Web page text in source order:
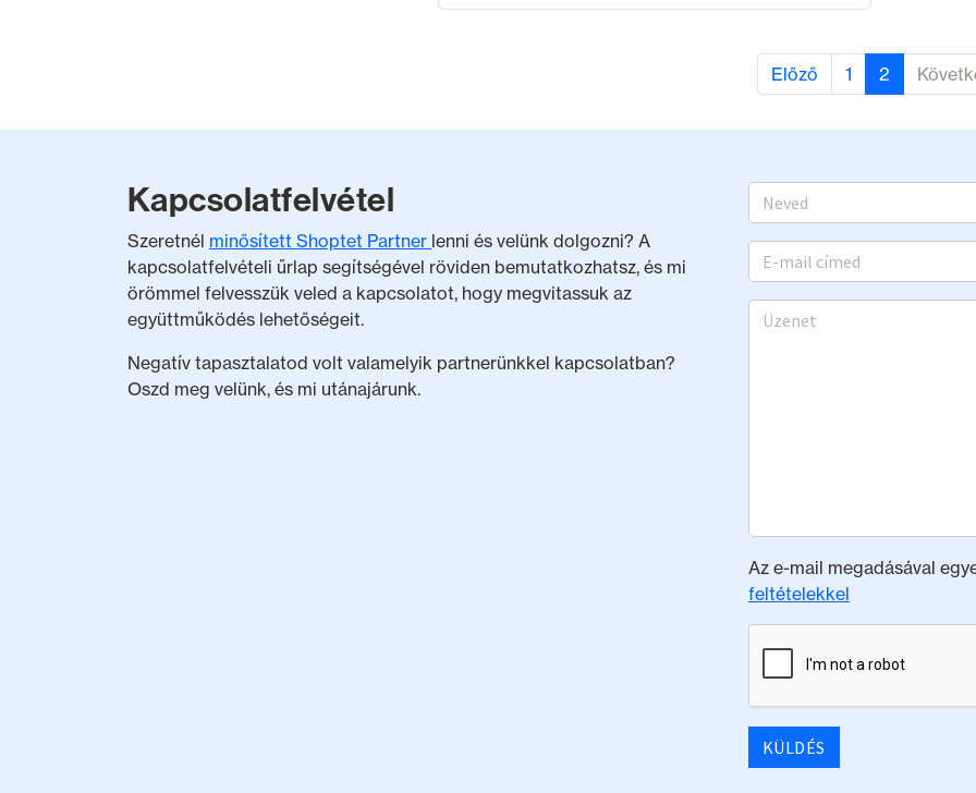
Előző 1 2
Kapcsolatfelvétel
Szeretnél minősített Shoptet Partner lenni és velünk dolgozni? A
kapcsolatfelvételi űrlap segítségével röviden bemutatkozhatsz, és mi
örömmel felvesszük veled a kapcsolatot, hogy megvitassuk az
együttműködés lehetőségeit.
Negatív tapasztalatod volt valamelyik partnerünkkel kapcsolatban?
Oszd meg velünk, és mi utánajárunk.
Vezetéknév, keresztnév
Email
Üzenet
Az e-mail megadásával
feltételekkel
KÜLDÉS